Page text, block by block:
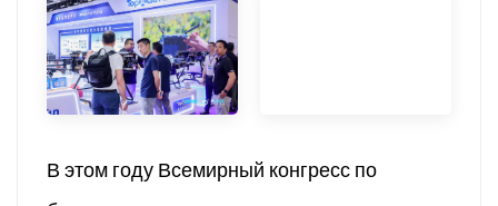
В этом году Всемирный конгресс по